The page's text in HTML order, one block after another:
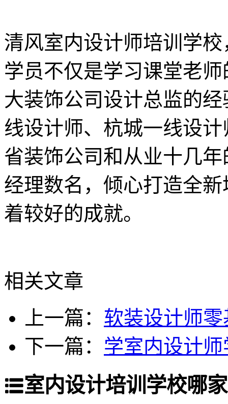
清风室内设计师培训学
学员不仅是学习课堂老
大装饰公司设计总监的
线设计师、杭城一线设
省装饰公司和从业十几
经理数名，倾心打造全
着较好的成就。
相关文章
上一篇： 软装设计师
下一篇： 学室内设计
室内设计培训学校哪